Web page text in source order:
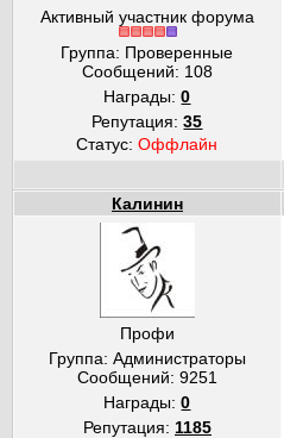
Активный участник форума
Группа: Проверенные
Сообщений: 108
Награды:0
Репутация:35
Статус:Оффлайн
Калинин
Профи
Группа: Администраторы
Сообщений: 9251
Награды:0
Репутация: 1185